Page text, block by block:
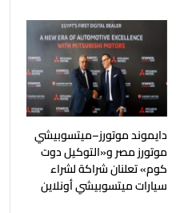
دايموند موتورز–ميتسوبيشي
موتورز مصر و«التوكيل دوت
كوم» تعلنان شراكة لشراء
سيارات ميتسوبيشي أونلاين